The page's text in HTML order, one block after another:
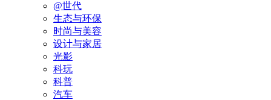
@世代
生态与环保
时尚与美容
设计与家居
光影
科玩
科普
汽车